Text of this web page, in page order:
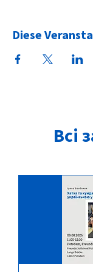
Diese
Всі